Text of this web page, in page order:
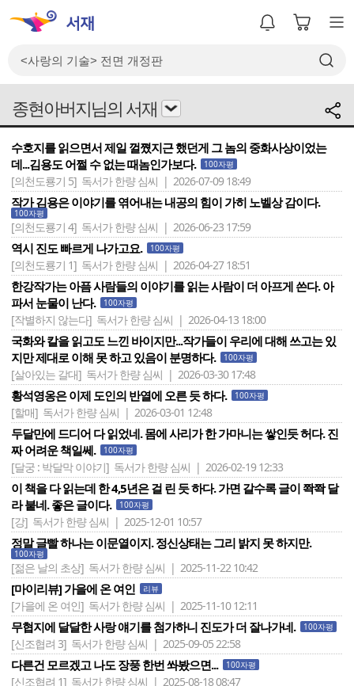
종현아버지님의 서재
수호지를 읽으면서 제일 껄쪘지근 했던게 그 놈의 중화사상이었는
데...김용도 어쩔 수 없는 때놈인가보다.
100자평
[의천도룡기 5] 독서가 한량 심씨 | 2026-07-09 18:49
작가 김용은 이야기를 엮어내는 내공의 힘이 가히 노벨상 감이다.
100자평
[의천도룡기 4] 독서가 한량 심씨 | 2026-06-23 17:59
역시 진도 빠르게 나가고요. 100자평
[의천도룡기 1] 독서가 한량 심씨 | 2026-04-27 18:51
한강작가는 아픔 사람들의 이야기를 읽는 사람이 더 아프게 쓴다. 아
파서 눈물이 난다.
100자평
[작별하지 않는다] 독서가 한량 심씨 | 2026-04-13 18:00
국화와 칼을 읽고도 느낀 바이지만...작가들이 우리에 대해 쓰고는 있
지만 제대로 이해 못 하고 있음이 분명하다.
100자평
[살아있는 갈대] 독서가 한량 심씨 | 2026-03-30 17:48
황석영옹은 이제 도인의 반열에 오른 듯 하다. 100자평
[할매] 독서가 한량 심씨 | 2026-03-01 12:48
두달만에 드디어 다 읽었네. 몸에 사리가 한 가마니는 쌓인듯 허다. 진
짜 어려운 책일쎄.
100자평
[달궁 : 박달막 이야기] 독서가 한량 심씨 | 2026-02-19 12:33
이 책을 다 읽는데 한 4,5년은 걸 린 듯 하다. 가면 갈수록 글이 쫙쫙 달
라 붙네. 좋은 글이다.
100자평
[강] 독서가 한량 심씨 | 2025-12-01 10:57
정말 글빨 하나는 이문열이지. 정신상태는 그리 밝지 못 하지만.
100자평
[젊은 날의 초상] 독서가 한량 심씨 | 2025-11-22 10:42
[마이리뷰] 가을에 온 여인 리뷰
[가을에 온 여인] 독서가 한량 심씨 | 2025-11-10 12:11
무협지에 달달한 사랑 얘기를 첨가하니 진도가 더 잘나가네. 100자평
[신조협려 3] 독서가 한량 심씨 | 2025-09-05 22:58
다른건 모르겠고 나도 장풍 한번 쏴봤으면... 100자평
[신조협려 1] 독서가 한량 심씨 | 2025-08-18 08:47